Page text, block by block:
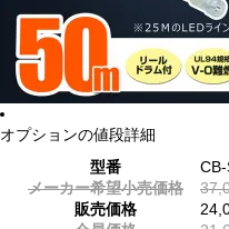
オプションの値段詳細
型番
メーカー希望小売価格
販売価格